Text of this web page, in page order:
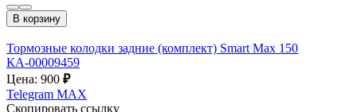
В корзину
Тормозные колодки задние (комплект) Smart Max 150
КА-00009459
Цена: 900 ₽
Telegram MAX
Скопировать ссылку